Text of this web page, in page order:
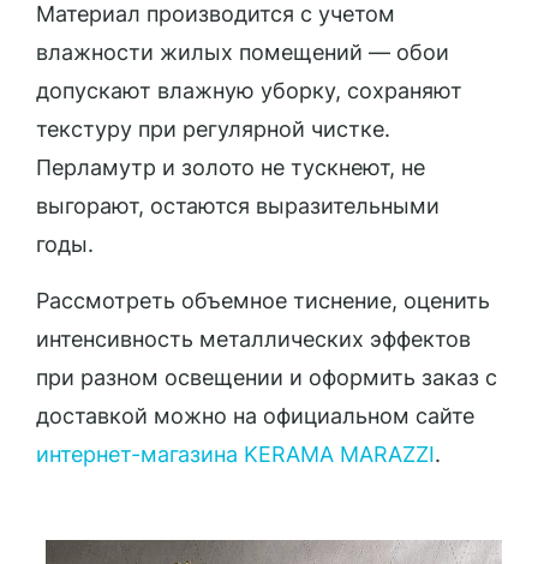
Материал производится с учетом
влажности жилых помещений — обои
допускают влажную уборку, сохраняют
текстуру при регулярной чистке.
Перламутр и золото не тускнеют, не
выгорают, остаются выразительными
годы.
Рассмотреть объемное тиснение, оценить
интенсивность металлических эффектов
при разном освещении и оформить заказ с
доставкой можно на официальном сайте
интернет-магазина KERAMA MARAZZI.